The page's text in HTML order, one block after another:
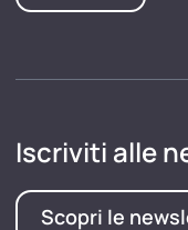
Iscriviti alle
Scopri le